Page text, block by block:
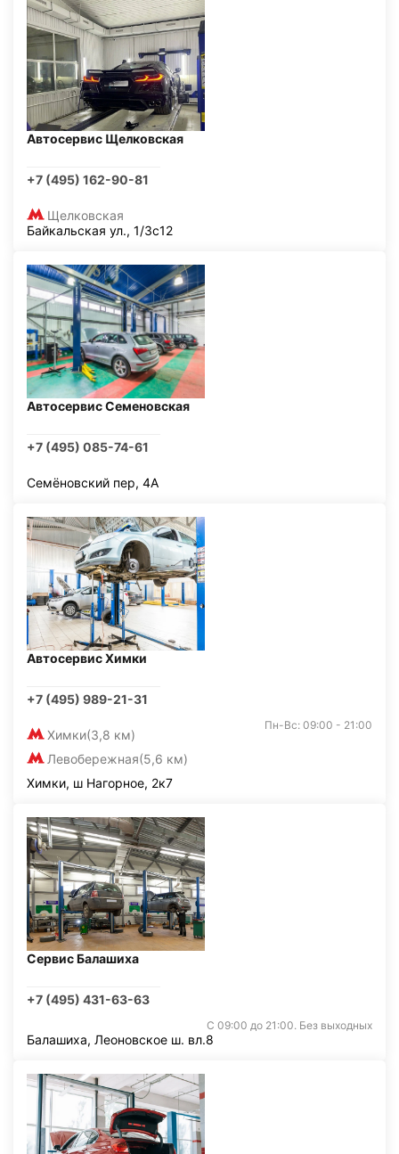
Автосервис Щелковская
+7 (495) 162-90-81
Щелковская
Байкальская ул., 1/3с12
Автосервис Семеновская
+7 (495) 085-74-61
Семёновский пер, 4А
Автосервис Химки
+7 (495) 989-21-31
Химки(3,8 км)
Левобережная(5,6 км)
Пн-Вс: 09:00 - 21:00
Химки, ш Нагорное, 2к7
Сервис Балашиха
+7 (495) 431-63-63
С 09:00 до 21:00. Без выходных
Балашиха, Леоновское ш. вл.8